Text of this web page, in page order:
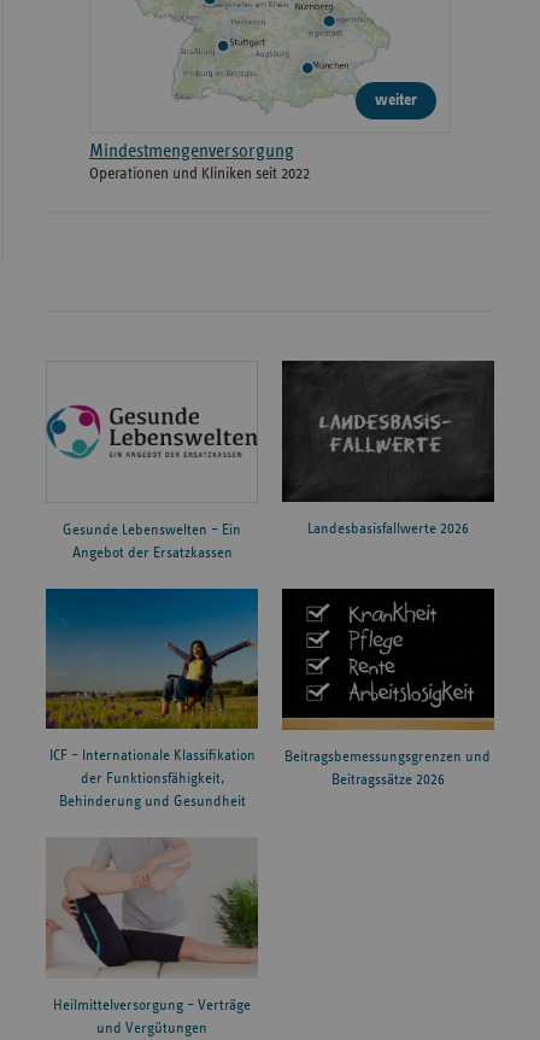
weiter
Mindestmengenversorgung
Operationen und Kliniken seit 2022
Gesunde Lebenswelten – Ein
Angebot der Ersatzkassen
Landesbasisfallwerte 2026
ICF – Internationale Klassifikation
der Funktionsfähigkeit,
Behinderung und Gesundheit
Beitragsbemessungsgrenzen und
Beitragssätze 2026
Heilmittelversorgung – Verträge
und Vergütungen